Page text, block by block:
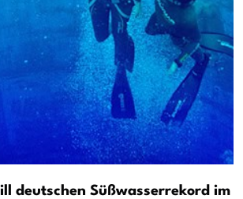
deutschen Süßwasserrekord im